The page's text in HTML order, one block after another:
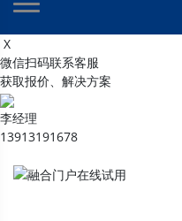
X
微信扫码联系客服
获取报价、解决方案
李经理
13913191678